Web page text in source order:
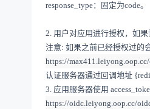
response_type：固定为code。
2. 用户对应用进行授权 ，如
注意: 如果之前已经授权过的
https://
认证服务器通过回调地址
3. 应用服务器使用
https://oidc.leiyong.oop.cc/